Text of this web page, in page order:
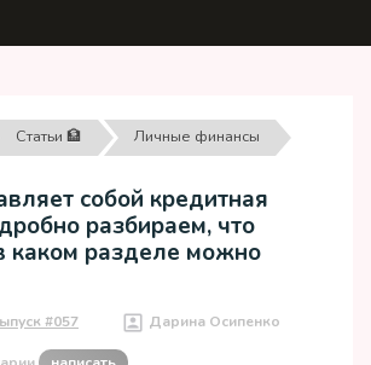
Статьи 🏦 Личные финансы
собой кредитная
разбираем, что
каком разделе можно
#057 Дарина Осипенко